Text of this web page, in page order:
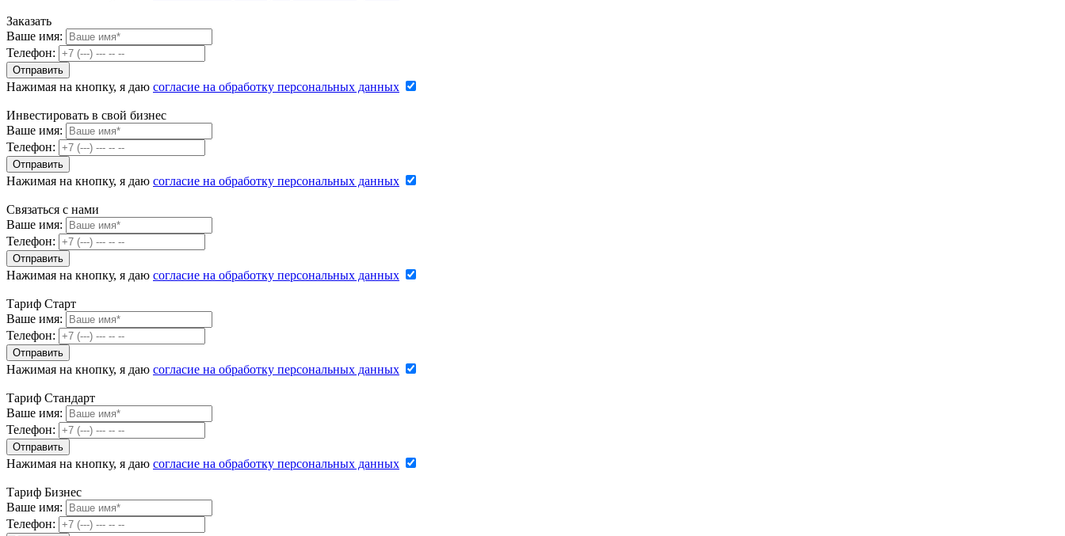
Заказать
Ваше имя:
Телефон:
Нажимая на кнопку, я даю согласие на обработку персональных данных
Инвестировать в свой бизнес
Ваше имя:
Телефон:
Нажимая на кнопку, я даю согласие на обработку персональных данных
Связаться с нами
Ваше имя:
Телефон:
Нажимая на кнопку, я даю согласие на обработку персональных данных
Тариф Старт
Ваше имя:
Телефон:
Нажимая на кнопку, я даю согласие на обработку персональных данных
Тариф Стандарт
Ваше имя:
Телефон:
Нажимая на кнопку, я даю согласие на обработку персональных данных
Тариф Бизнес
Ваше имя:
Телефон: